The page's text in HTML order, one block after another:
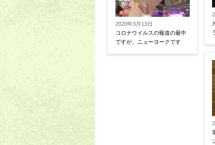
2020年3月13日
コロナウイルスの報道の最中
ですが、ニューヨークです